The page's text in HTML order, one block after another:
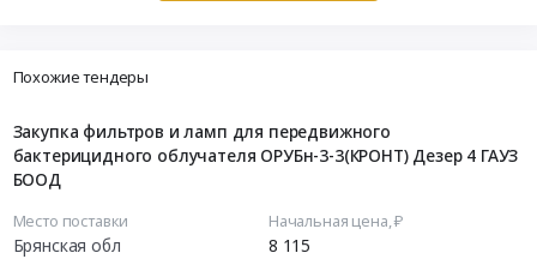
Похожие тендеры
Закупка фильтров и ламп для передвижного
бактерицидного облучателя ОРУБн-3-3(КРОНТ) Дезер 4 ГАУЗ
БООД
Место поставки
Брянская обл
Начальная цена, ₽
8 115